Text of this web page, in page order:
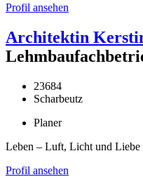
Profil ansehen
Architektin
23684
Scharbeutz
Planer
Leben – Luft, Licht und Liebe
Profil ansehen